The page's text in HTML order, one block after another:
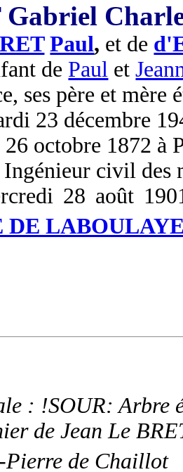
Paul, et de
de Paul et
ses père et mère
23 décembre
octobre 1872 à
Ingénieur civil des
28 août
DE
: !SOUR: Arbre
de Jean Le
Pierre de Chaillot